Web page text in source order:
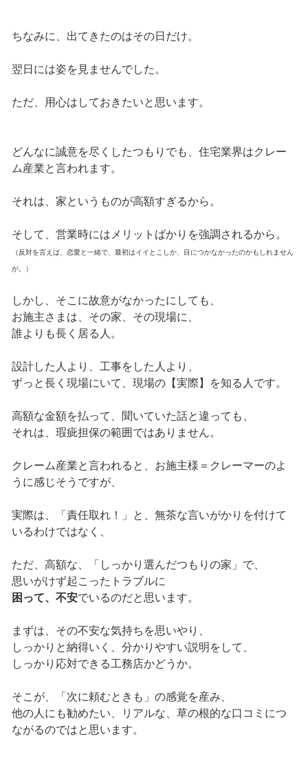
ちなみに、出てきたのはその日だけ。
翌日には姿を見ませんでした。
ただ、用心はしておきたいと思います。
どんなに誠意を尽くしたつもりでも、住宅業界はクレー
ム産業と言われます。
それは、家というものが高額すぎるから。
そして、営業時にはメリットばかりを強調されるから。
（反対を言えば、恋愛と一緒で、最初はイイとこしか、目につかなかったのかもしれません
が。）
しかし、そこに故意がなかったにしても、
お施主さまは、その家、その現場に、
誰よりも長く居る人。
設計した人より、工事をした人より、
ずっと長く現場にいて、現場の【実際】を知る人です。
高額な金額を払って、聞いていた話と違っても、
それは、瑕疵担保の範囲ではありません。
クレーム産業と言われると、お施主様＝クレーマーのよ
うに感じそうですが、
実際は、「責任取れ！」と、無茶な言いがかりを付けて
いるわけではなく、
ただ、高額な、「しっかり選んだつもりの家」で、
思いがけず起こったトラブルに
困って、不安でいるのだと思います。
まずは、その不安な気持ちを思いやり、
しっかりと納得いく、分かりやすい説明をして、
しっかり応対できる工務店かどうか。
そこが、「次に頼むときも」の感覚を産み、
他の人にも勧めたい、リアルな、草の根的な口コミにつ
ながるのではと思います。